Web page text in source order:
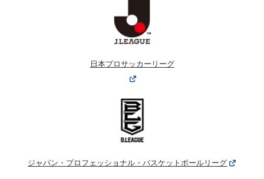
日本プロサッカーリーグ
ジャパン・プロフェッショナル・バスケットボールリーグ